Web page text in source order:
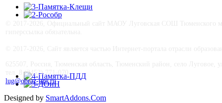
тел. 8 (3452) 771-070
lug@obraz-tmr.ru
Designed by SmartAddons.Com